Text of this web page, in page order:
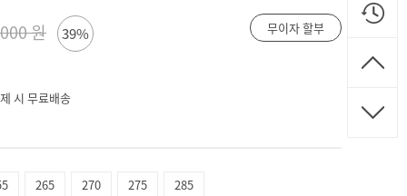
원 39% 무이자 할부
시 무료배송
265 270 275
285